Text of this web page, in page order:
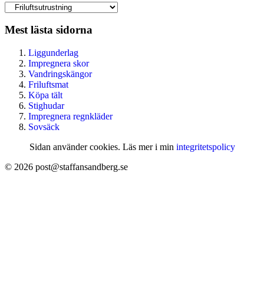
Kategoriarkiv
Mest lästa sidorna
Liggunderlag
Impregnera skor
Vandringskängor
Friluftsmat
Köpa tält
Stighudar
Impregnera regnkläder
Sovsäck
Sidan använder cookies. Läs mer i min integritetspolicy
© 2026 post@staffansandberg.se